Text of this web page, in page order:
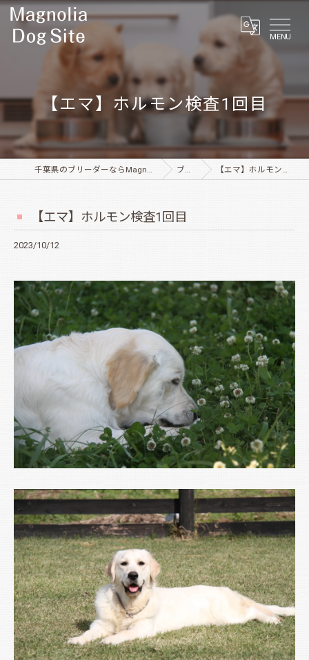
MENU
【エマ】ホルモン検査1回目
千葉県のブリーダーならMagnolia Dog Site ブログ 【エマ】ホルモン検査1回目
【エマ】ホルモン検査1回目
2023/10/12